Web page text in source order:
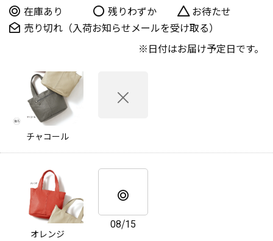
在庫あり 残りわずか
お待たせ
売り切れ（入荷お知らせメールを受け取る）
日付はお届け予定日です。
チャコール
オレンジ
08/15